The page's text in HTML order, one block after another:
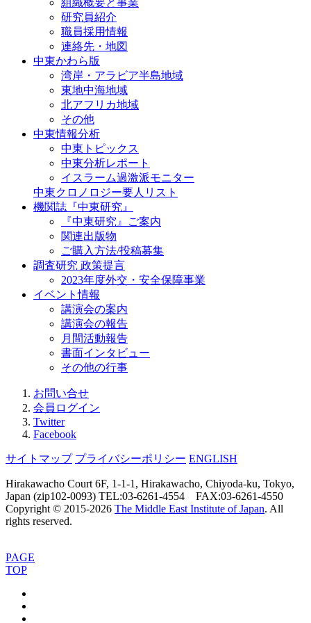
研究員紹介
職員採用情報
連絡先・地図
中東かわら版
湾岸・アラビア半島地域
東地中海地域
北アフリカ地域
その他
中東情報分析
中東トピックス
中東分析レポート
イスラーム過激派モニター
中東クロノロジー要人リスト
機関誌『中東研究』
『中東研究』ご案内
関連出版物
ご購入方法/投稿募集
調査研究 政策提言
2023年度外交・安全保障事業
イベント情報
講演会の案内
講演会の報告
月間活動報告
書面インタビュー
その他の行事
お問い合せ
会員ログイン
Twitter
Facebook
サイトマップ プライバシーポリシー ENGLISH
Hirakawacho Court 6F, 1-1-1, Hirakawacho, Chiyoda-ku, Tokyo,
Japan (zip102-0093) TEL:03-6261-4554 FAX:03-6261-4550
Copyright © 2015-2026 The Middle East Institute of Japan. All
rights reserved.
PAGE
TOP